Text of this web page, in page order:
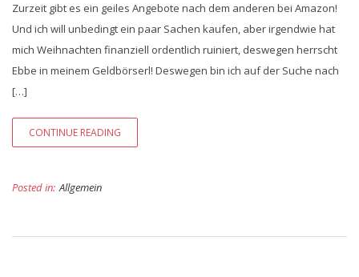
Zurzeit gibt es ein geiles Angebote nach dem anderen bei Amazon!
Und ich will unbedingt ein paar Sachen kaufen, aber irgendwie hat
mich Weihnachten finanziell ordentlich ruiniert, deswegen herrscht
Ebbe in meinem Geldbörserl! Deswegen bin ich auf der Suche nach
[…]
CONTINUE READING
Posted in: Allgemein